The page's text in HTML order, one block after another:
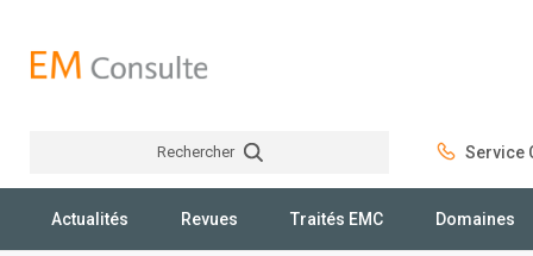
Rechercher Service
Actualités Revues Traités EMC Domaines